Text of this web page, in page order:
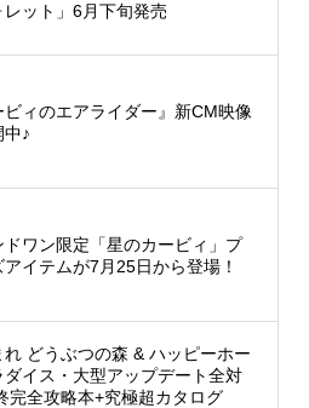
レット」6月下旬発売
ビィのエアライダー』新CM映像
中♪
ドワン限定「星のカービィ」プ
アイテムが7月25日から登場！
れ どうぶつの森 & ハッピーホー
ダイス・大型アップデート全対
完全攻略本+究極超カタログ